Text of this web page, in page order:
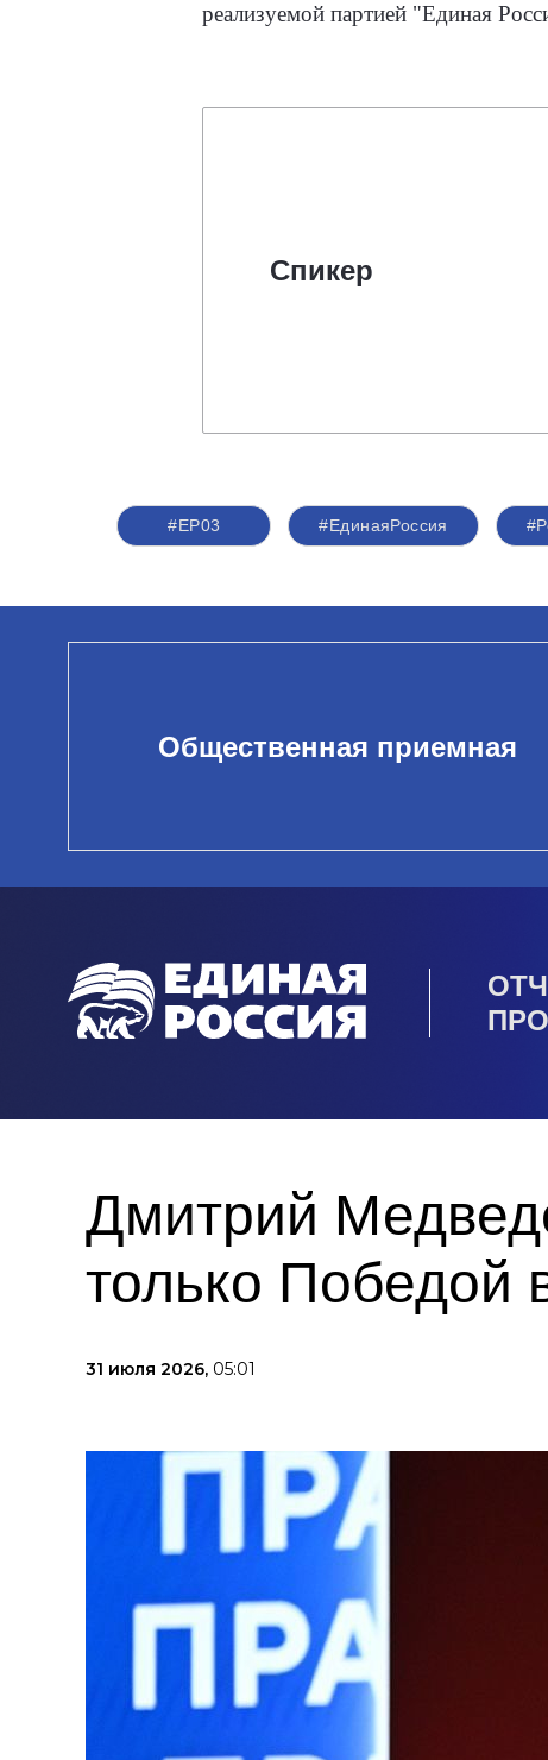
реализуемой партией "Единая
Спикер
#ЕР03 #ЕдинаяРоссия
Общественная приемная
Дмитрий
только Победой
31 июля 2026, 05:01